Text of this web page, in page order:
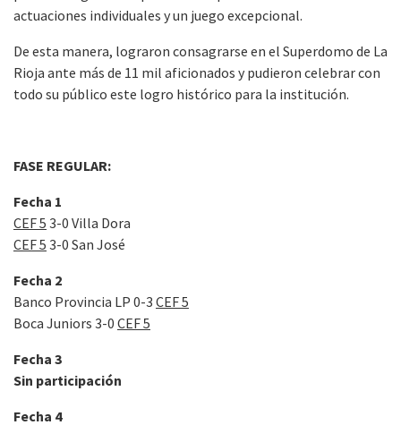
actuaciones individuales y un juego excepcional.
De esta manera, lograron consagrarse en el Superdomo de La
Rioja ante más de 11 mil aficionados y pudieron celebrar con
todo su público este logro histórico para la institución.
FASE REGULAR:
Fecha 1
CEF 5 3-0 Villa Dora
CEF 5 3-0 San José
Fecha 2
Banco Provincia LP 0-3 CEF 5
Boca Juniors 3-0 CEF 5
Fecha 3
Sin participación
Fecha 4